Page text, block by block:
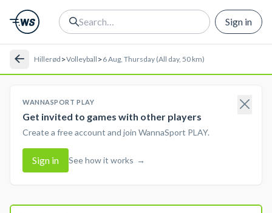
Sign in
Hillerød >Volleyball >6 Aug, Thursday (All day, 50 km)
WANNASPORT PLAY
Get invited to games with other players
Create a free account and join WannaSport PLAY.
Sign in See how it works →